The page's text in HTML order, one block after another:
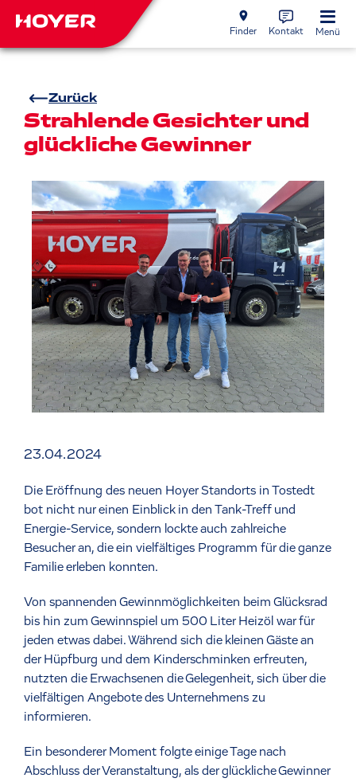
Finder Kontakt Menü
Zurück
Strahlende Gesichter und
glückliche Gewinner
23.04.2024
Die Eröffnung des neuen Hoyer Standorts in Tostedt
bot nicht nur einen Einblick in den Tank-Treff und
Energie-Service, sondern lockte auch zahlreiche
Besucher an, die ein vielfältiges Programm für die ganze
Familie erleben konnten.
Von spannenden Gewinnmöglichkeiten beim Glücksrad
bis hin zum Gewinnspiel um 500 Liter Heizöl war für
jeden etwas dabei. Während sich die kleinen Gäste an
der Hüpfburg und dem Kinderschminken erfreuten,
nutzten die Erwachsenen die Gelegenheit, sich über die
vielfältigen Angebote des Unternehmens zu
informieren.
Ein besonderer Moment folgte einige Tage nach
Abschluss der Veranstaltung, als der glückliche Gewinner